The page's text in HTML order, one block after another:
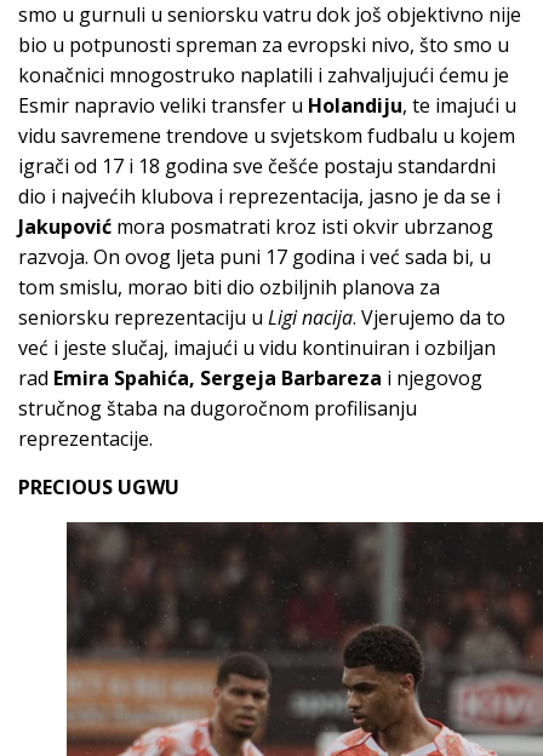
smo u gurnuli u seniorsku vatru dok još objektivno nije
bio u potpunosti spreman za evropski nivo, što smo u
konačnici mnogostruko naplatili i zahvaljujući ćemu je
Esmir napravio veliki transfer u Holandiju, te imajući u
vidu savremene trendove u svjetskom fudbalu u kojem
igrači od 17 i 18 godina sve češće postaju standardni
dio i najvećih klubova i reprezentacija, jasno je da se i
Jakupović mora posmatrati kroz isti okvir ubrzanog
razvoja. On ovog ljeta puni 17 godina i već sada bi, u
tom smislu, morao biti dio ozbiljnih planova za
seniorsku reprezentaciju u Ligi nacija. Vjerujemo da to
već i jeste slučaj, imajući u vidu kontinuiran i ozbiljan
rad Emira Spahića, Sergeja Barbareza i njegovog
stručnog štaba na dugoročnom profilisanju
reprezentacije.
PRECIOUS UGWU